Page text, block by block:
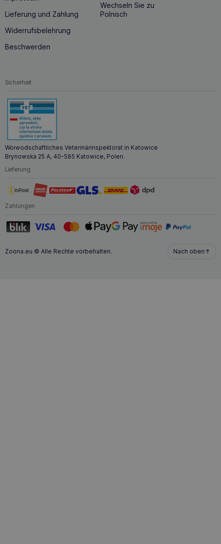
Lieferung und Zahlung
Widerrufsbelehrung
Beschwerden
Wechseln Sie zu
Polnisch
Sicherheit
Woiwodschaftliches Veterinärinspektorat in Katowice
Brynowska 25 A, 40-585 Katowice, Polen.
Lieferung
Zahlungen
Zoona.eu © Alle Rechte vorbehalten. Nach oben